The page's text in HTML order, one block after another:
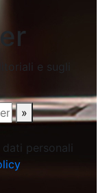
e sugli
»
personali